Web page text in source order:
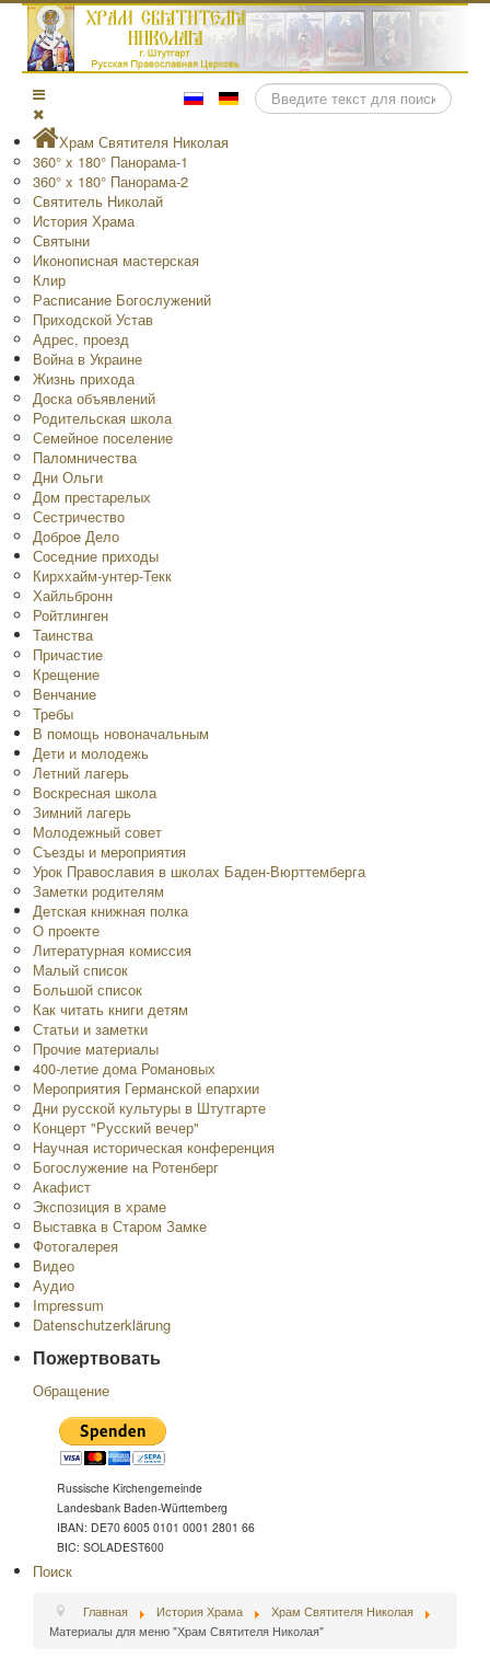
Поиск
Храм Святителя Николая
360° x 180° Панорама-1
360° x 180° Панорама-2
Святитель Николай
История Храма
Святыни
Иконописная мастерская
Клир
Расписание Богослужений
Приходской Устав
Адрес, проезд
Война в Украине
Жизнь прихода
Доска объявлений
Родительская школа
Семейное поселение
Паломничества
Дни Ольги
Дом престарелых
Сестричество
Доброе Дело
Соседние приходы
Кирххайм-унтер-Текк
Хайльбронн
Ройтлинген
Таинства
Причастие
Крещение
Венчание
Требы
В помощь новоначальным
Дети и молодежь
Летний лагерь
Воскресная школа
Зимний лагерь
Молодежный совет
Съезды и мероприятия
Урок Православия в школах Баден-Вюрттемберга
Заметки родителям
Детская книжная полка
O проекте
Литературная комиссия
Малый список
Большой список
Как читать книги детям
Статьи и заметки
Прочие материалы
400-летие дома Романовых
Мероприятия Германской епархии
Дни русской культуры в Штутгарте
Концерт "Русский вечер"
Научная историческая конференция
Богослужение на Ротенберг
Акафист
Экспозиция в храме
Выставка в Старом Замке
Фотогалерея
Видео
Аудио
Impressum
Datenschutzerklärung
Пожертвовать
Обращение
Russische Kirchengemeinde
Landesbank Baden-Württemberg
IBAN: DE70 6005 0101 0001 2801 66
BIC: SOLADEST600
Поиск
Главная История Храма
Храм Святителя Николая
Материалы для меню "Храм Святителя Николая"